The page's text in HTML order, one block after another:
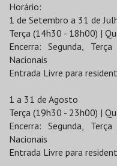
Horário:
1 de Setembro a 31 de
Terça (14h30 - 18h00) |
Encerra: Segunda,
Nacionais
Entrada Livre para
1 a 31 de Agosto
Terça (19h30 - 23h00) |
Encerra: Segunda,
Nacionais
Entrada Livre para